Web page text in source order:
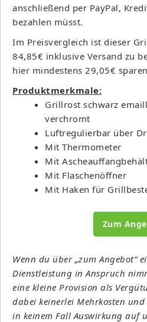
anschließend per PayPal,
bezahlen müsst.
Im Preisvergleich ist dieser
84,85€ inklusive Versand zu
hier mindestens 29,05€
Produktmerkmale:
Grillrost schwarz
verchromt
Luftregulierbar über
Mit Thermometer
Mit
Mit Flaschenöffner
Mit Haken für
Zum
Wenn du über „zum Angebot“
Dienstleistung in Anspruch
eine kleine Provision als
dabei keinerlei Mehrkosten
in keinem Fall Auswirkung auf